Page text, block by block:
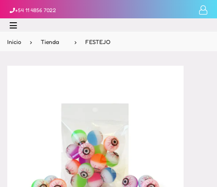
+54 11 4856 7022
Inicio › Tienda › FESTEJO